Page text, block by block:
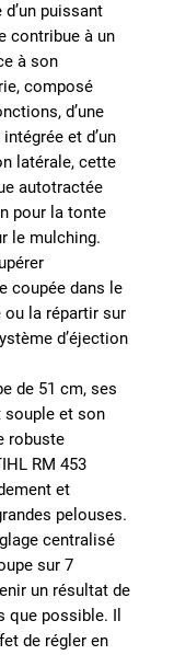
puissant
contribue à un
à son
composé
d’une
et d’un
latérale, cette
autotractée
pour la tonte
le mulching.
coupée dans le
ou la répartir sur
d’éjection
de 51 cm, ses
souple et son
robuste
RM 453
et
pelouses.
centralisé
sur 7
un résultat de
que possible. Il
de régler en